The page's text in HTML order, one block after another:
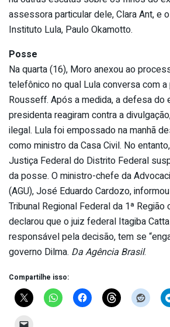
assessora particular dele, Clara Ant, e
Instituto Lula, Paulo Okamotto.
Posse
Na quarta (16), Moro anexou ao
telefônico no qual Lula conversa com
Rousseff. Após a medida, a defesa do
presidenta reagiram contra a
ilegal. Lula foi empossado na manhã
como ministro da Casa Civil. No
Justiça Federal do Distrito Federal
da posse. O ministro-chefe da
(AGU), José Eduardo Cardozo,
Tribunal Regional Federal da 1ª
declarou que o juiz federal Itagiba
responsável pela decisão, tem se
governo Dilma. Da Agência Brasil.
Compartilhe isso: